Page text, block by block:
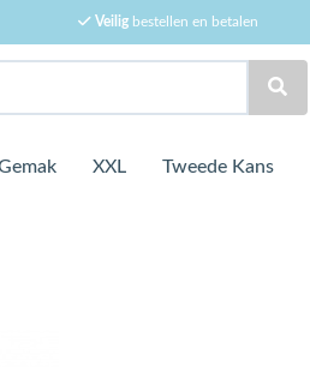
Veiligbestellen en betalen
XXL Tweede Kans